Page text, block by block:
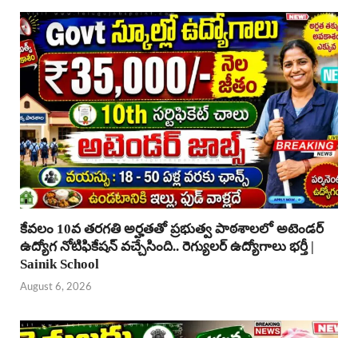
కేవలం 10వ తరగతి అర్హతతో ప్రభుత్వ పాఠశాలలో అటెండర్
ఉద్యోగ నోటిఫికేషన్ వచ్చేసింది.. రెగ్యులర్ ఉద్యోగాలు భర్తీ |
Sainik School
August 6, 2026